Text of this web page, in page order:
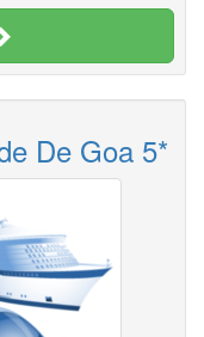
De Goa 5*